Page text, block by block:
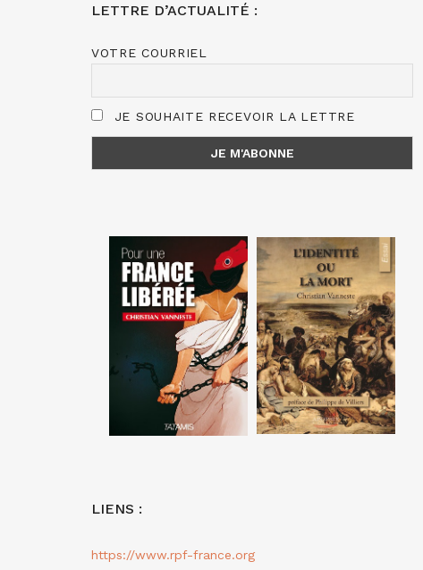
LETTRE D’ACTUALITÉ :
VOTRE COURRIEL
JE SOUHAITE RECEVOIR LA LETTRE
LIENS :
https://www.rpf-france.org